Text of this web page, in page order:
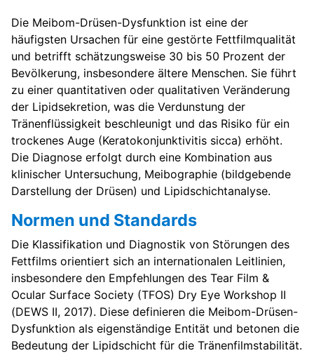
Die Meibom-Drüsen-Dysfunktion ist eine der
häufigsten Ursachen für eine gestörte Fettfilmqualität
und betrifft schätzungsweise 30 bis 50 Prozent der
Bevölkerung, insbesondere ältere Menschen. Sie führt
zu einer quantitativen oder qualitativen Veränderung
der Lipidsekretion, was die Verdunstung der
Tränenflüssigkeit beschleunigt und das Risiko für ein
trockenes Auge (Keratokonjunktivitis sicca) erhöht.
Die Diagnose erfolgt durch eine Kombination aus
klinischer Untersuchung, Meibographie (bildgebende
Darstellung der Drüsen) und Lipidschichtanalyse.
Normen und Standards
Die Klassifikation und Diagnostik von Störungen des
Fettfilms orientiert sich an internationalen Leitlinien,
insbesondere den Empfehlungen des Tear Film &
Ocular Surface Society (TFOS) Dry Eye Workshop II
(DEWS II, 2017). Diese definieren die Meibom-Drüsen-
Dysfunktion als eigenständige Entität und betonen die
Bedeutung der Lipidschicht für die Tränenfilmstabilität.